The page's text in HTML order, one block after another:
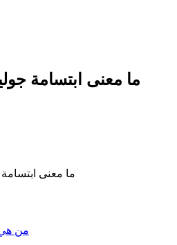
ما معنى ابتسامة
ما معنى ابتسامة
من هي